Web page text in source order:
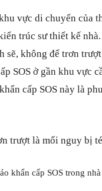
vực di chuyển của
trúc sư thiết kế
sẽ, không để trơn
SOS ở gần khu vực
cấp SOS này là
trượt là mối nguy bị
khẩn cấp SOS trong